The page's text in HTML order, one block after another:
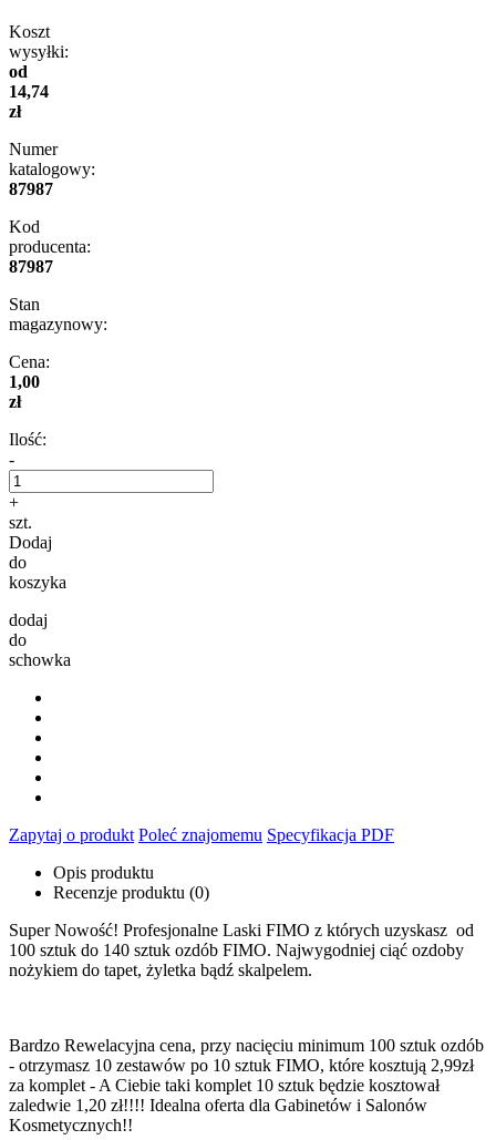
Koszt
wysyłki:
od
14,74
zł
Numer
katalogowy:
87987
Kod
producenta:
87987
Stan
magazynowy:
Cena:
1,00
zł
Ilość:
-
+
szt.
Dodaj
do
koszyka
dodaj
do
schowka
Zapytaj o produkt Poleć znajomemu Specyfikacja PDF
Opis produktu
Recenzje produktu (0)
Super Nowość! Profesjonalne Laski FIMO z których uzyskasz od
100 sztuk do 140 sztuk ozdób FIMO. Najwygodniej ciąć ozdoby
nożykiem do tapet, żyletka bądź skalpelem.
Bardzo Rewelacyjna cena, przy nacięciu minimum 100 sztuk ozdób
- otrzymasz 10 zestawów po 10 sztuk FIMO, które kosztują 2,99zł
za komplet - A Ciebie taki komplet 10 sztuk będzie kosztował
zaledwie 1,20 zł!!!! Idealna oferta dla Gabinetów i Salonów
Kosmetycznych!!